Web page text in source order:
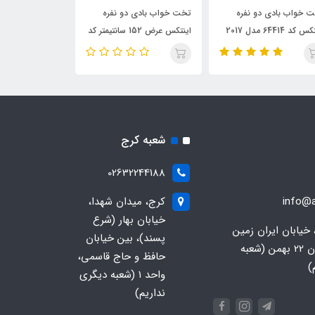
خواب بادی دو نفره
اینتکس عرض 152 سانتیمتر کد
تخت خواب بادی یکنفره
اینتکس عرض 99 سانتیمتر کد
67766
خیابان ایران زمین
جنوبی، خیابان 22 بهمن (شعبه
شعبه کرج
02632244188
کرج، میدان شهدا،
خیابان بهار (شرع
پسند)، بین خیابان
حافظ و حاج قاسمی،
واحد ۱ (شعبه دیگری
نداریم)